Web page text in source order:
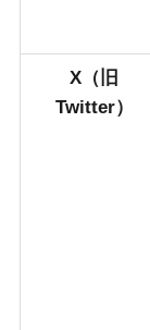
X（旧
Twitter）